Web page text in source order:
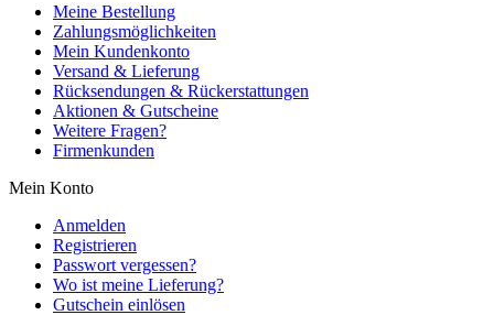
Meine Bestellung
Zahlungsmöglichkeiten
Mein Kundenkonto
Versand & Lieferung
Rücksendungen & Rückerstattungen
Aktionen & Gutscheine
Weitere Fragen?
Firmenkunden
Mein Konto
Anmelden
Registrieren
Passwort vergessen?
Wo ist meine Lieferung?
Gutschein einlösen